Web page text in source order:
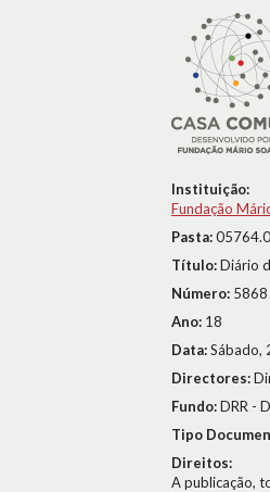
Instituição:
Fundação
Pasta:
Título:Diário
Número: 5868
Ano: 18
Data:Sábado,
Directores:
Fundo:DRR -
Tipo
Direitos:
A publicação,